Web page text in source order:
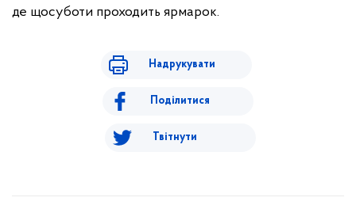
де щосуботи проходить ярмарок.
Надрукувати
Поділитися
Твітнути